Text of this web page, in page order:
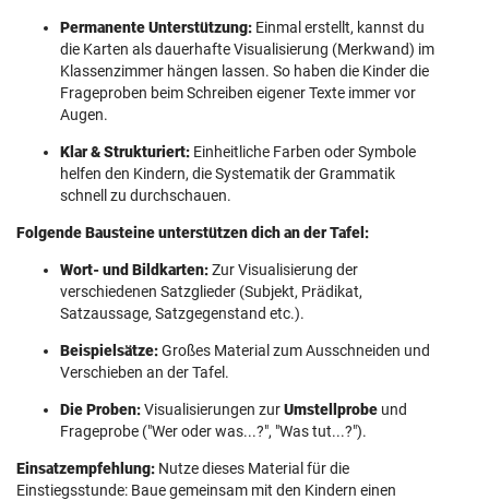
Permanente Unterstützung: Einmal erstellt, kannst du
die Karten als dauerhafte Visualisierung (Merkwand) im
Klassenzimmer hängen lassen. So haben die Kinder die
Frageproben beim Schreiben eigener Texte immer vor
Augen.
Klar & Strukturiert: Einheitliche Farben oder Symbole
helfen den Kindern, die Systematik der Grammatik
schnell zu durchschauen.
Folgende Bausteine unterstützen dich an der Tafel:
Wort- und Bildkarten:Zur Visualisierung der
verschiedenen Satzglieder (Subjekt, Prädikat,
Satzaussage, Satzgegenstand etc.).
Beispielsätze:Großes Material zum Ausschneiden und
Verschieben an der Tafel.
Die Proben:Visualisierungen zurUmstellprobe und
Frageprobe ("Wer oder was...?", "Was tut...?").
Einsatzempfehlung: Nutze dieses Material für die
Einstiegsstunde: Baue gemeinsam mit den Kindern einen